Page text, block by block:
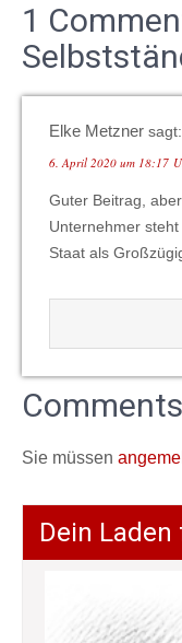
1
Elke Metzner sagt:
6. April 2020 um 18:17
Guter Beitrag,
Unternehmer
Staat als
Sie müssen
Dein